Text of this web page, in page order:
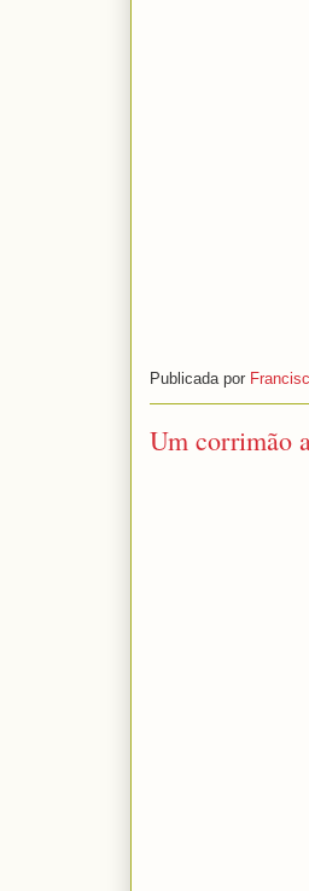
Publicada por
Um corrimão